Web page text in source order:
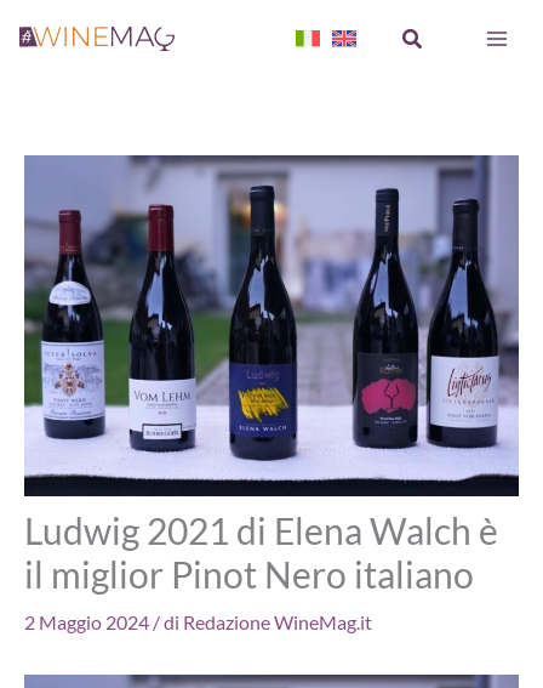
Cerca
Ludwig 2021 di Elena Walch è
il miglior Pinot Nero italiano
2 Maggio 2024 / di Redazione WineMag.it